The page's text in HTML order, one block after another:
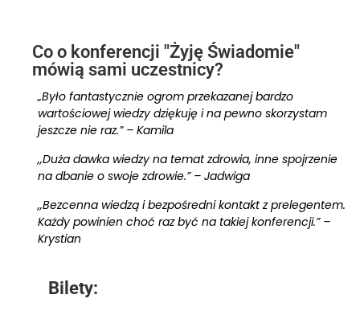
Co o konferencji "Żyję Świadomie"
mówią sami uczestnicy?
„Było fantastycznie ogrom przekazanej bardzo
wartościowej wiedzy dziękuję i na pewno skorzystam
jeszcze nie raz.” – Kamila
,,Duża dawka wiedzy na temat zdrowia, inne spojrzenie
na dbanie o swoje zdrowie.” – Jadwiga
,,Bezcenna wiedzą i bezpośredni kontakt z prelegentem.
Każdy powinien choć raz być na takiej konferencji.” –
Krystian
Bilety: